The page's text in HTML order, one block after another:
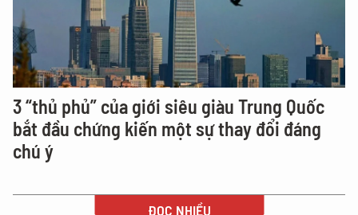
3 “thủ phủ” của giới siêu giàu Trung Quốc
bắt đầu chứng kiến một sự thay đổi đáng
chú ý
ĐỌC NHIỀU